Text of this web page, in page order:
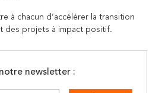
à chacun d’accélérer la transition
des projets à impact positif.
newsletter :